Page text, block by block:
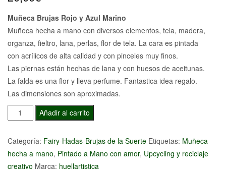
Muñeca Brujas Rojo y Azul Marino
Muñeca hecha a mano con diversos elementos, tela, madera,
organza, fieltro, lana, perlas, flor de tela. La cara es pintada
con acrílicos de alta calidad y con pinceles muy finos.
Las piernas están hechas de lana y con huesos de aceitunas.
La falda es una flor y lleva perfume. Fantastica idea regalo.
Las dimensiones son aproximadas.
Muñeca
Brujas
Rojo
y
Añadir al carrito
Categoría: Fairy-Hadas-Brujas de la Suerte Etiquetas: Muñeca
hecha a mano, Pintado a Mano con amor, Upcycling y reciclaje
creativo Marca: huellartistica